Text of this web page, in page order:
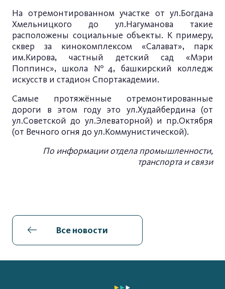
На отремонтированном участке от ул.Богдана
Хмельницкого до ул.Нагуманова такие
расположены социальные объекты. К примеру,
сквер за кинокомплексом «Салават», парк
им.Кирова, частный детский сад «Мэри
Поппинс», школа №4, башкирский колледж
искусств и стадион Спортакадемии.
Самые протяжённые отремонтированные
дороги в этом году это ул.Худайбердина (от
ул.Советской до ул.Элеваторной) и пр.Октября
(от Вечного огня до ул.Коммунистической).
По информации отдела промышленности,
транспорта и связи
Все новости